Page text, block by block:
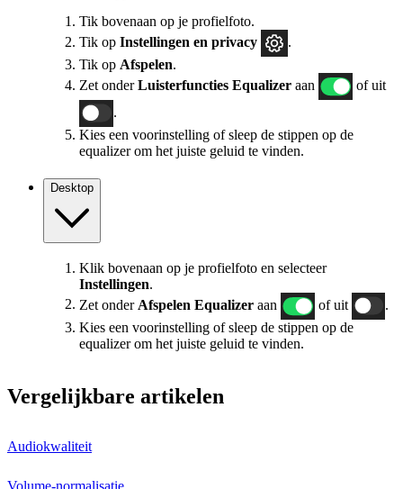
Tik bovenaan op je profielfoto.
Tik op Instellingen en privacy
.
Tik op Afspelen.
Zet onderLuisterfuncties Equalizer aan
of uit
.
Kies een voorinstelling of sleep de stippen op de
equalizer om het juiste geluid te vinden.
Desktop
Klik bovenaan op je profielfoto en selecteer
Instellingen.
Zet onder Afspelen Equalizer aan of uit
Kies een voorinstelling of sleep de stippen op de
equalizer om het juiste geluid te vinden.
Vergelijkbare artikelen
Audiokwaliteit
Volume-normalisatie